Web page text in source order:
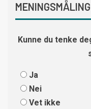
MENINGSMÅLING
Kunne du tenke
Ja
Nei
Vet ikke